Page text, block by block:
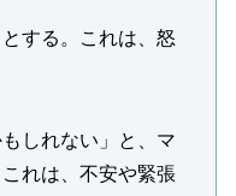
する。これは、怒
しれない」と、マ
れは、不安や緊張